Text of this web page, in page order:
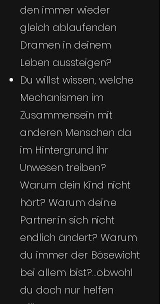
den immer wieder
gleich ablaufenden
Dramen in deinem
Leben aussteigen?
Du willst wissen, welche
Mechanismen im
Zusammensein mit
anderen Menschen da
im Hintergrund ihr
Unwesen treiben?
Warum dein Kind nicht
hört? Warum dein:e
Partner:in sich nicht
endlich ändert? Warum
du immer der Bösewicht
bei allem bist?...obwohl
du doch nur helfen